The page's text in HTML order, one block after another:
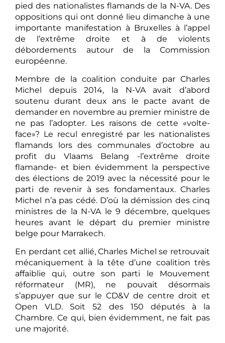
pied des nationalistes flamands de la N-VA. Des
oppositions qui ont donné lieu dimanche à une
importante manifestation à Bruxelles à l’appel
de l’extrême droite et à de violents
débordements autour de la Commission
européenne.
Membre de la coalition conduite par Charles
Michel depuis 2014, la N-VA avait d’abord
soutenu durant deux ans le pacte avant de
demander en novembre au premier ministre de
ne pas l’adopter. Les raisons de cette «volte-
face»? Le recul enregistré par les nationalistes
flamands lors des communales d’octobre au
profit du Vlaams Belang -l’extrême droite
flamande- et bien évidemment la perspective
des élections de 2019 avec la nécessité pour le
parti de revenir à ses fondamentaux. Charles
Michel n’a pas cédé. D’où la démission des cinq
ministres de la N-VA le 9 décembre, quelques
heures avant le départ du premier ministre
belge pour Marrakech.
En perdant cet allié, Charles Michel se retrouvait
mécaniquement à la tête d’une coalition très
affaiblie qui, outre son parti le Mouvement
réformateur (MR), ne pouvait désormais
s’appuyer que sur le CD&V de centre droit et
Open VLD. Soit 52 des 150 députés à la
Chambre. Ce qui, bien évidemment, ne fait pas
une majorité.